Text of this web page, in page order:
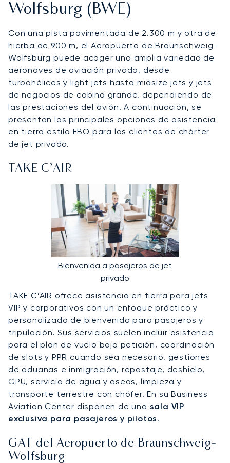
Wolfsburg (BWE)
Con una pista pavimentada de 2.300 m y otra de
hierba de 900 m, el Aeropuerto de Braunschweig-
Wolfsburg puede acoger una amplia variedad de
aeronaves de aviación privada, desde
turbohélices y light jets hasta midsize jets y jets
de negocios de cabina grande, dependiendo de
las prestaciones del avión. A continuación, se
presentan las principales opciones de asistencia
en tierra estilo FBO para los clientes de chárter
de jet privado.
TAKE C’AIR
Bienvenida a pasajeros de jet
privado
TAKE C’AIR ofrece asistencia en tierra para jets
VIP y corporativos con un enfoque práctico y
personalizado de bienvenida para pasajeros y
tripulación. Sus servicios suelen incluir asistencia
para el plan de vuelo bajo petición, coordinación
de slots y PPR cuando sea necesario, gestiones
de aduanas e inmigración, repostaje, deshielo,
GPU, servicio de agua y aseos, limpieza y
transporte terrestre con chófer. En su Business
Aviation Center disponen de una sala VIP
exclusiva para pasajeros y pilotos.
GAT del Aeropuerto de Braunschweig-
Wolfsburg